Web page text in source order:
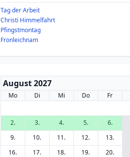
Tag der Arbeit
Christi Himmelfahrt
Pfingstmontag
Fronleichnam
August 2027
Mo Di Mi Do Fr
2.
3. 4. 5. 6.
9.
10. 11. 12. 13.
16.
17. 18. 19. 20.